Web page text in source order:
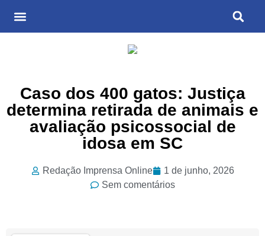
Caso dos 400 gatos: Justiça
determina retirada de animais e
avaliação psicossocial de
idosa em SC
Redação Imprensa Online
1 de junho, 2026
Sem comentários